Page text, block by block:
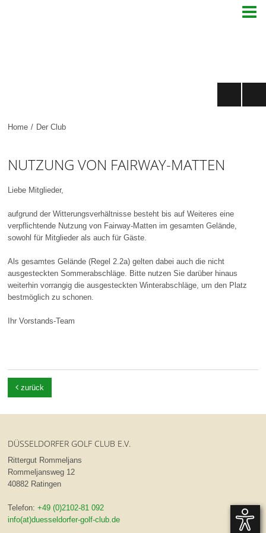

Home / Der Club
NUTZUNG VON FAIRWAY-MATTEN
Liebe Mitglieder,
aufgrund der Witterungsverhältnisse besteht bis auf Weiteres eine
verpflichtende Nutzung von Fairway-Matten im gesamten Gelände,
sowohl für Mitglieder als auch für Gäste.
Als gesamtes Gelände (Regel 2.2a) gelten dabei auch die nicht
ausgesteckten Sommerabschläge. Bitte nutzen Sie darüber hinaus
weiterhin vorrangig die ausgesteckten Winterabschläge, um den Platz
bestmöglich zu schonen.
Ihr Vorstands-Team
 zurück
DÜSSELDORFER GOLF CLUB E.V.
Rittergut Rommeljans
Rommeljansweg 12
40882 Ratingen
Telefon:+49 (0)2102-81 092
info(at)duesseldorfer-golf-club.de